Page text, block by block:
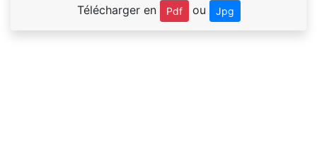
Télécharger en Pdf ou Jpg